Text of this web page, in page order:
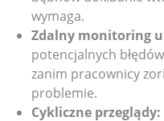
wymaga.
Zdalny monitoring
potencjalnych
zanim pracownicy
problemie.
Cykliczne przeglądy: